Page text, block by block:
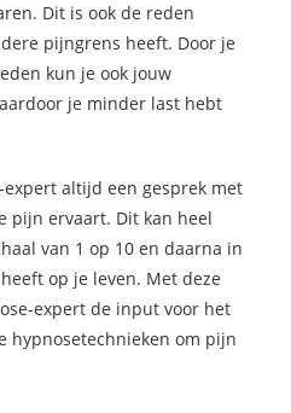
Dit is ook de reden
pijngrens heeft. Door je
kun je ook jouw
je minder last hebt
altijd een gesprek met
pijn ervaart. Dit kan heel
van 1 op 10 en daarna in
op je leven. Met deze
expert de input voor het
hypnosetechnieken om pijn